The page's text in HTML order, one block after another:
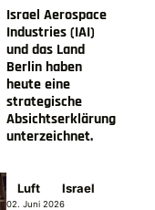
Israel Aerospace
Industries (IAI)
und das Land
Berlin haben
heute eine
strategische
Absichtserklärung
unterzeichnet.
Luft Israel
02. Juni 2026